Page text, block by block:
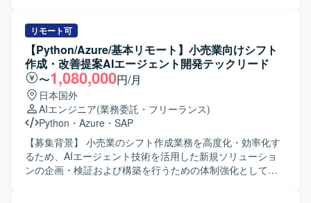
献できるポジションです。データ基盤からレポーティング
まで一連の流れに携わることで、データエンジニアリング
やアナリティクスの知見を広く深めていただけます。 【開
発環境】 言語はPythonとSQLを中心に、一部で
GoogleAppScriptを使用いたします。インフラおよびDBに
はAWS（EC2、S3、Athena）を利用し、Jenkinsや
Redash、Git Hub、Visual Studio Codeなどのツールを用い
て開発・運用を行っております。
ていただきます。 特徴量エンジニアリングの実装やオフラ
イン・オンライン評価指標の設計を担当していただきま
す。 A/Bテストの設計・実施・効果検証を通じたモデル改善
のPDCAを推進していただきます。 モデルのプロダクショ
ン化や基盤上への実装・最適化を行っていただきます。 ML
施策に関する技術的意思決定を行い、PdMなど他職能メン
バーと連携しながら開発を進めていただきます。 レコメン
ドアーキテクチャの進化やコールドスタート問題への対
応、リアルタイム性向上などの課題に対して、実装レベル
で解決策を設計・実装していただきます。 UGCのパーソナ
ライズ、広告配信最適化、ダイナミックプライシングな
リモート可
【Python/Azure/基本リモート】小売業向けシフト
作成・改善提案AIエージェント開発テックリード
〜1,080,000円/月
日本国外
AIエンジニア(業務委託・フリーランス)
Python ・ Azure ・ SAP
【募集背景】 小売業のシフト作成業務を高度化・効率化す
るため、AIエージェント技術を活用した新規ソリューショ
ンの企画・検証および構築を行うための体制強化として募